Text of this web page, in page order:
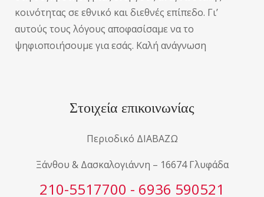
κοινότητας σε εθνικό και διεθνές επίπεδο. Γι’
αυτούς τους λόγους αποφασίσαμε να το
ψηφιοποιήσουμε για εσάς. Καλή ανάγνωση
Στοιχεία επικοινωνίας
Περιοδικό ΔΙΑΒΑΖΩ
Ξάνθου & Δασκαλογιάννη – 16674 Γλυφάδα
210-5517700 - 6936 590521